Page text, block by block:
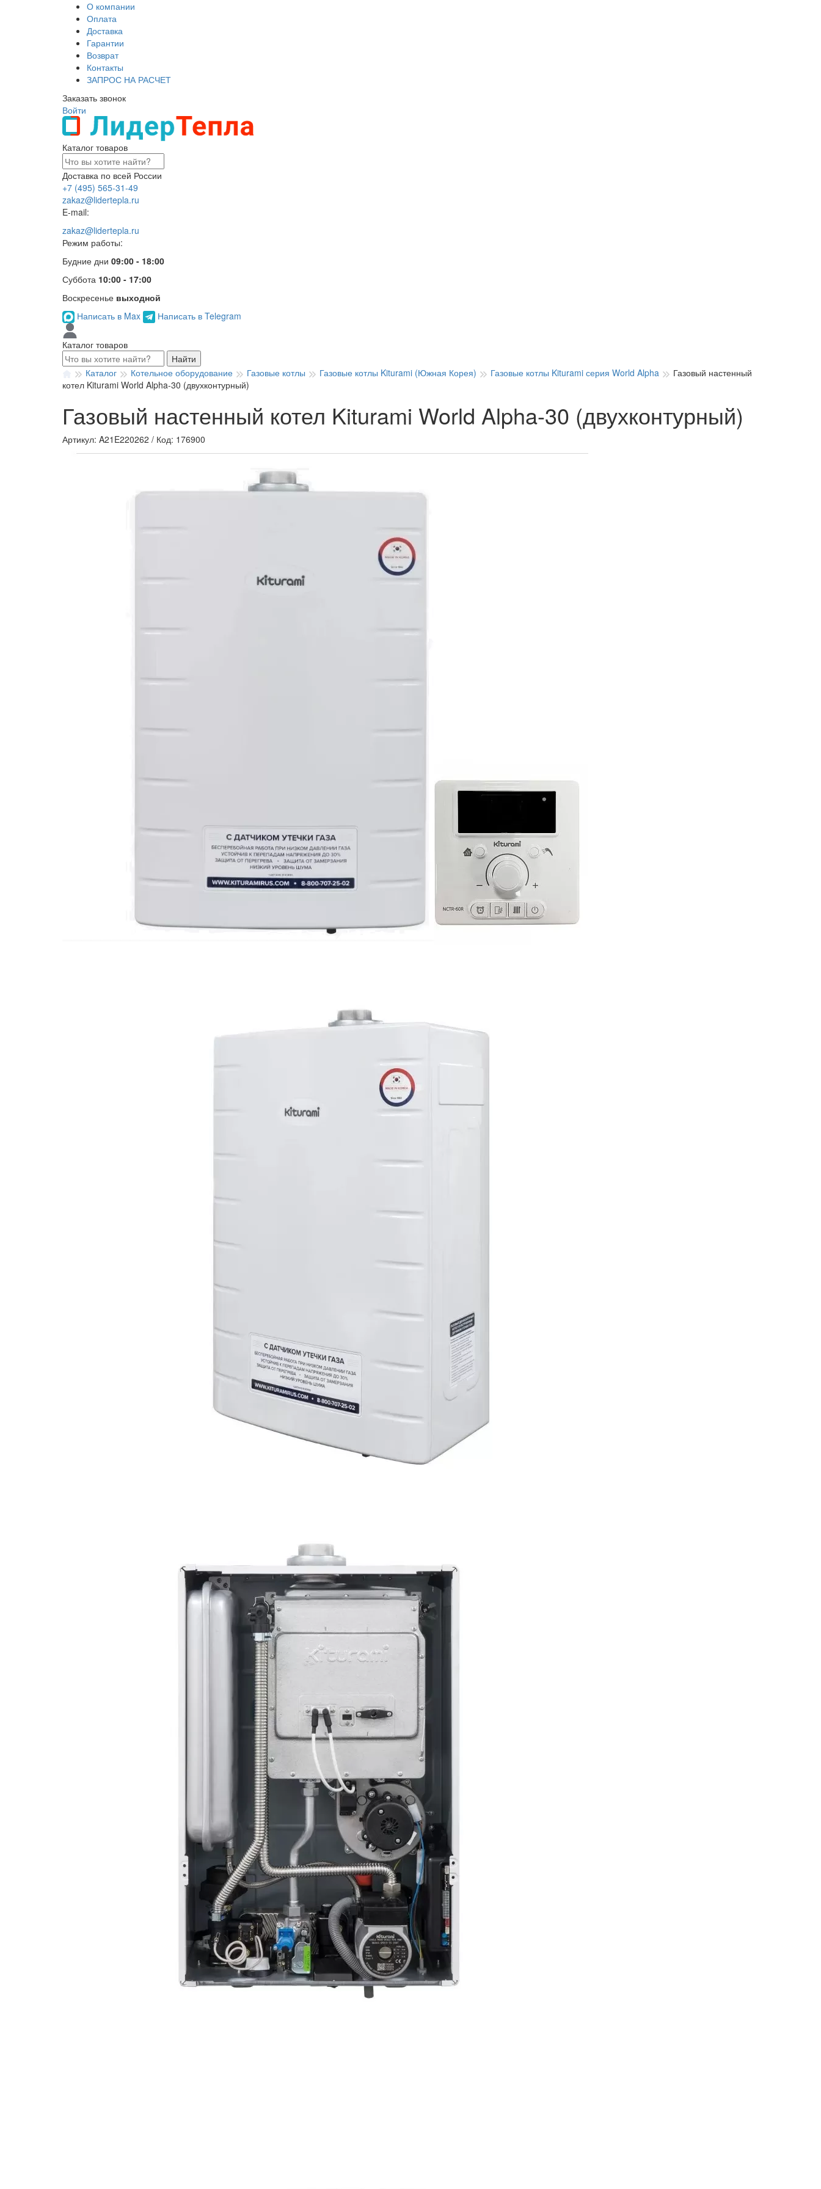
О компании
Оплата
Доставка
Гарантии
Возврат
Контакты
ЗАПРОС НА РАСЧЕТ
Заказать звонок
Войти
Каталог товаров
Доставка по всей России
+7 (495) 565-31-49
zakaz@lidertepla.ru
E-mail:
zakaz@lidertepla.ru
Режим работы:
Будние дни 09:00 - 18:00
Суббота 10:00 - 17:00
Воскресенье выходной
Написать в Max
Написать в Telegram
Каталог товаров
Найти
Каталог
Котельное оборудование Газовые котлы Газовые котлы Kiturami (Южная Корея) Газовые котлы Kiturami серия World Alpha
Газовый настенный
котел Kiturami World Alpha-30 (двухконтурный)
Газовый настенный котел Kiturami World Alpha-30 (двухконтурный)
Артикул: A21E220262 / Код: 176900